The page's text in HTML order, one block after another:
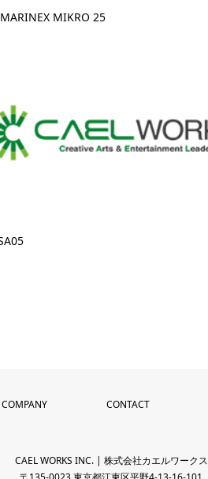
MIKRO 25
COMPANY CONTACT
CAEL WORKS INC. | 株式会社カエルワークス